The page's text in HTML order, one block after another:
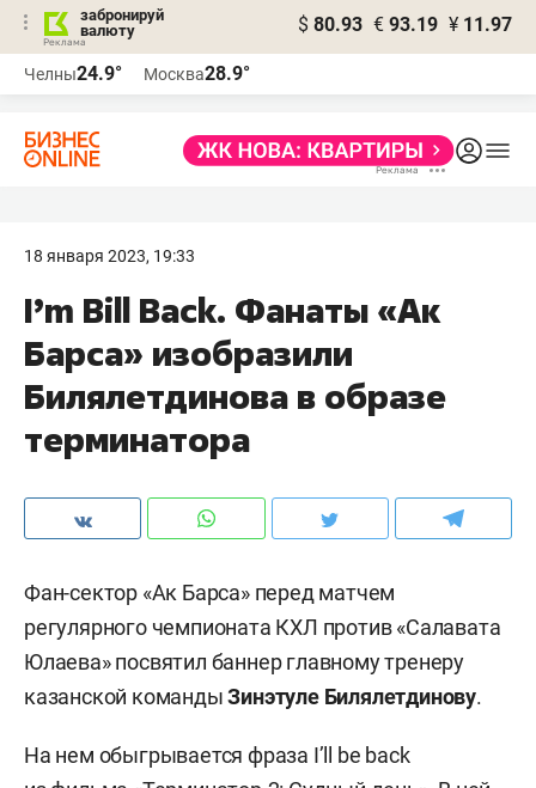
забронируй
валюту
$ 80.93 € 93.19 ¥ 11.97
Челны24.9° Москва28.9°
18 января 2023, 19:33
I’m Bill Back. Фанаты «Ак
Барса» изобразили
Билялетдинова в образе
терминатора
Фан-сектор «Ак Барса» перед матчем
регулярного чемпионата КХЛ против «Салавата
Юлаева» посвятил баннер главному тренеру
казанской командыЗинэтуле Билялетдинову.
На нем обыгрывается фраза I’ll be back